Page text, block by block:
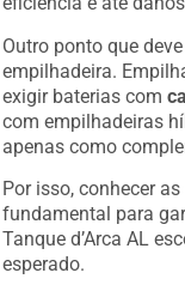
Outro ponto que
empilhadeira.
exigir baterias com
com empilhadeiras
apenas como
Por isso, conhecer
fundamental para
Tanque d’Arca AL
esperado.